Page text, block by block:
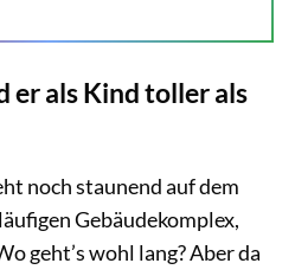
er als Kind toller als
noch staunend auf dem
Gebäudekomplex,
geht’s wohl lang? Aber da